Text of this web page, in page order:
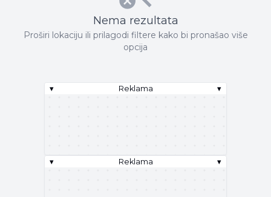
Nema rezultata
Proširi lokaciju ili prilagodi filtere kako bi pronašao više
opcija
▾ Reklama ▾
▾ Reklama ▾